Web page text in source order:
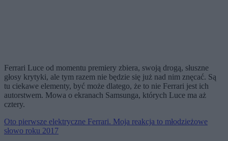
Ferrari Luce od momentu premiery zbiera, swoją drogą, słuszne
głosy krytyki, ale tym razem nie będzie się już nad nim znęcać. Są
tu ciekawe elementy, być może dlatego, że to nie Ferrari jest ich
autorstwem. Mowa o ekranach Samsunga, których Luce ma aż
cztery.
Oto pierwsze elektryczne Ferrari. Moja reakcja to młodzieżowe
słowo roku 2017